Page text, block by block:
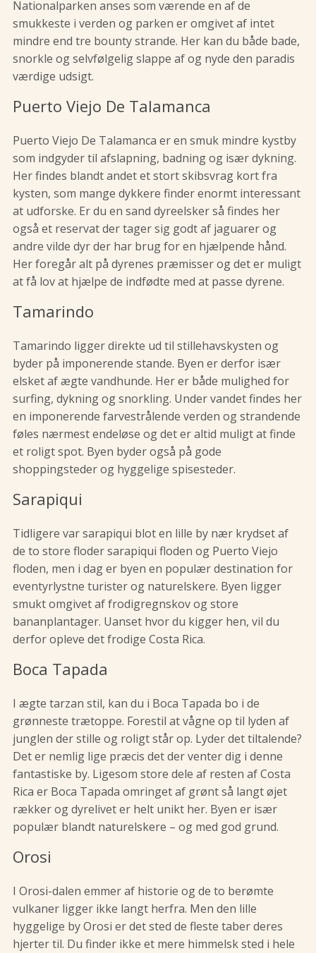
Nationalparken anses som værende en af de
smukkeste i verden og parken er omgivet af intet
mindre end tre bounty strande. Her kan du både bade,
snorkle og selvfølgelig slappe af og nyde den paradis
værdige udsigt.
Puerto Viejo De Talamanca
Puerto Viejo De Talamanca er en smuk mindre kystby
som indgyder til afslapning, badning og især dykning.
Her findes blandt andet et stort skibsvrag kort fra
kysten, som mange dykkere finder enormt interessant
at udforske. Er du en sand dyreelsker så findes her
også et reservat der tager sig godt af jaguarer og
andre vilde dyr der har brug for en hjælpende hånd.
Her foregår alt på dyrenes præmisser og det er muligt
at få lov at hjælpe de indfødte med at passe dyrene.
Tamarindo
Tamarindo ligger direkte ud til stillehavskysten og
byder på imponerende stande. Byen er derfor især
elsket af ægte vandhunde. Her er både mulighed for
surfing, dykning og snorkling. Under vandet findes her
en imponerende farvestrålende verden og strandende
føles nærmest endeløse og det er altid muligt at finde
et roligt spot. Byen byder også på gode
shoppingsteder og hyggelige spisesteder.
Sarapiqui
Tidligere var sarapiqui blot en lille by nær krydset af
de to store floder sarapiqui floden og Puerto Viejo
floden, men i dag er byen en populær destination for
eventyrlystne turister og naturelskere. Byen ligger
smukt omgivet af frodigregnskov og store
bananplantager. Uanset hvor du kigger hen, vil du
derfor opleve det frodige Costa Rica.
Boca Tapada
I ægte tarzan stil, kan du i Boca Tapada bo i de
grønneste trætoppe. Forestil at vågne op til lyden af
junglen der stille og roligt står op. Lyder det tiltalende?
Det er nemlig lige præcis det der venter dig i denne
fantastiske by. Ligesom store dele af resten af Costa
Rica er Boca Tapada omringet af grønt så langt øjet
rækker og dyrelivet er helt unikt her. Byen er især
populær blandt naturelskere – og med god grund.
Orosi
I Orosi-dalen emmer af historie og de to berømte
vulkaner ligger ikke langt herfra. Men den lille
hyggelige by Orosi er det sted de fleste taber deres
hjerter til. Du finder ikke et mere himmelsk sted i hele